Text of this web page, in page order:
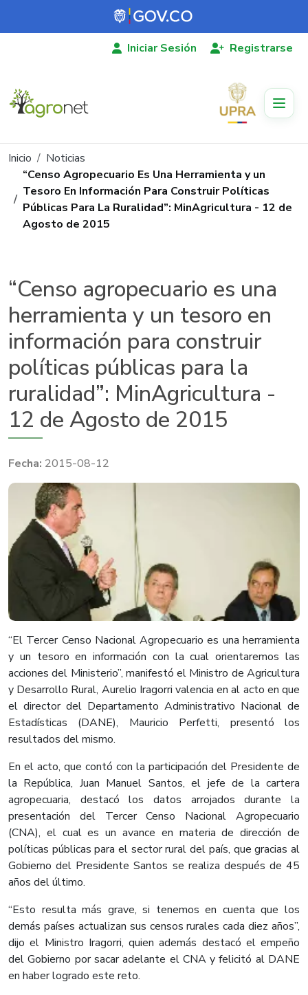
Pasar al contenido principal
Iniciar Sesión Registrarse
Ruta de navegación
Inicio
Noticias
“Censo Agropecuario Es Una Herramienta y un
Tesoro En Información Para Construir Políticas
Públicas Para La Ruralidad”: MinAgricultura - 12 de
Agosto de 2015
“Censo agropecuario es una
herramienta y un tesoro en
información para construir
políticas públicas para la
ruralidad”: MinAgricultura -
12 de Agosto de 2015
2015-08-12
​“El Tercer Censo Nacional Agropecuario es una herramienta
y un tesoro en información con la cual orientaremos las
acciones del Ministerio”, manifestó el Ministro de Agricultura
y Desarrollo Rural, Aurelio Iragorri valencia en al acto en que
el director del Departamento Administrativo Nacional de
Estadísticas (DANE), Mauricio Perfetti, presentó los
resultados del mismo.
En el acto, que contó con la participación del Presidente de
la República, Juan Manuel Santos, el jefe de la cartera
agropecuaria, destacó los datos arrojados durante la
presentación del Tercer Censo Nacional Agropecuario
(CNA), el cual es un avance en materia de dirección de
políticas públicas para el sector rural del país, que gracias al
Gobierno del Presidente Santos se realiza después de 45
años del último.
“Esto resulta más grave, si tenemos en cuenta que los
demás países actualizan sus censos rurales cada diez años”,
dijo el Ministro Iragorri, quien además destacó el empeño
del Gobierno por sacar adelante el CNA y felicitó al DANE
en haber logrado este reto.